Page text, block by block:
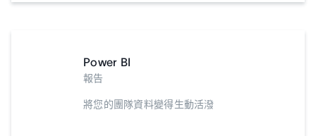
Power BI
報告
將您的團隊資料變得生動活潑